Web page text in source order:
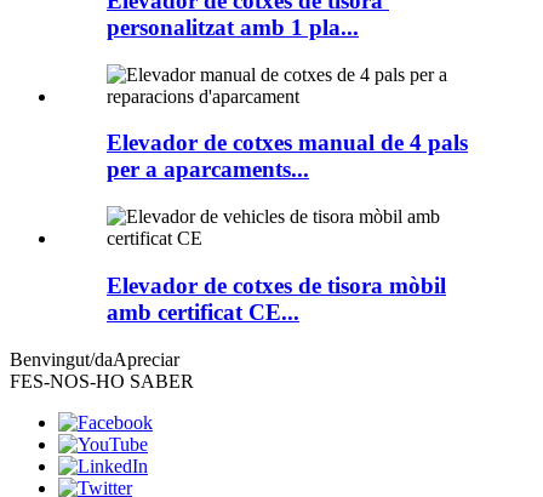
personalitzat amb 1 pla...
Elevador de cotxes manual de 4 pals
per a aparcaments...
Elevador de cotxes de tisora ​​mòbil
amb certificat CE...
Benvingut/daApreciar
FES-NOS-HO SABER